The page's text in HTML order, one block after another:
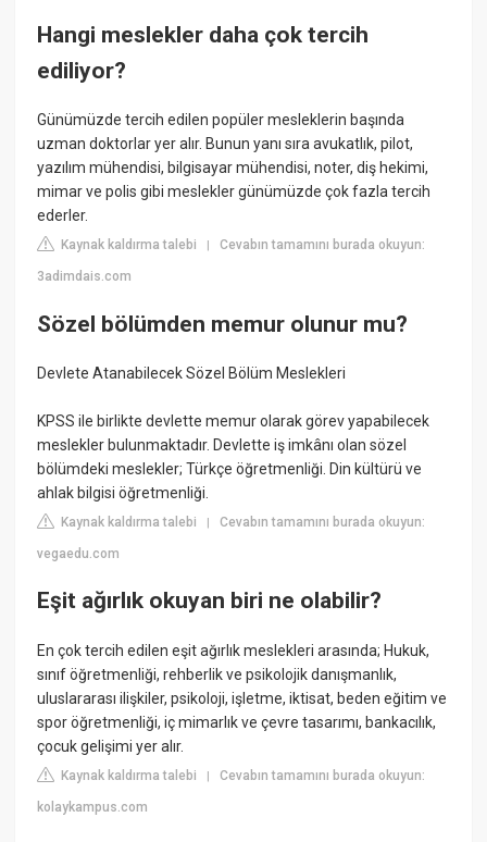
Hangi meslekler daha çok tercih
ediliyor?
Günümüzde tercih edilen popüler mesleklerin başında
uzman doktorlar yer alır. Bunun yanı sıra avukatlık, pilot,
yazılım mühendisi, bilgisayar mühendisi, noter, diş hekimi,
mimar ve polis gibi meslekler günümüzde çok fazla tercih
ederler.
Kaynak kaldırma talebi |Cevabın tamamını burada okuyun:
3adimdais.com
Sözel bölümden memur olunur mu?
Devlete Atanabilecek Sözel Bölüm Meslekleri
KPSS ile birlikte devlette memur olarak görev yapabilecek
meslekler bulunmaktadır. Devlette iş imkânı olan sözel
bölümdeki meslekler; Türkçe öğretmenliği. Din kültürü ve
ahlak bilgisi öğretmenliği.
Kaynak kaldırma talebi |Cevabın tamamını burada okuyun:
vegaedu.com
Eşit ağırlık okuyan biri ne olabilir?
En çok tercih edilen eşit ağırlık meslekleri arasında; Hukuk,
sınıf öğretmenliği, rehberlik ve psikolojik danışmanlık,
uluslararası ilişkiler, psikoloji, işletme, iktisat, beden eğitim ve
spor öğretmenliği, iç mimarlık ve çevre tasarımı, bankacılık,
çocuk gelişimi yer alır.
Kaynak kaldırma talebi |Cevabın tamamını burada okuyun:
kolaykampus.com